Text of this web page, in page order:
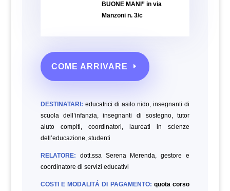
BUONE MANI” in via
Manzoni n. 3/c
COME ARRIVARE
DESTINATARI: educatrici di asilo nido, insegnanti di
scuola dell’infanzia, insegnanti di sostegno, tutor
aiuto compiti, coordinatori, laureati in scienze
dell’educazione, studenti
RELATORE: dott.ssa Serena Merenda, gestore e
coordinatore di servizi educativi
COSTI E MODALITÁ DI PAGAMENTO: quota corso